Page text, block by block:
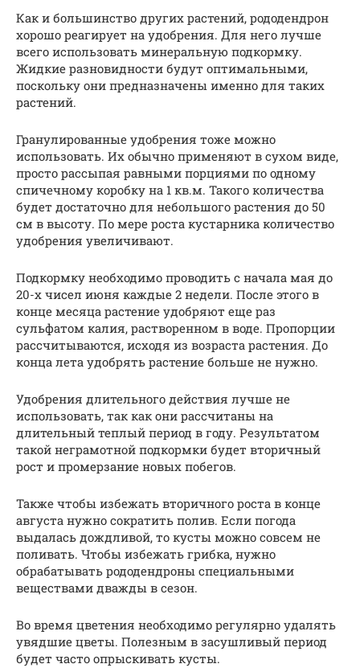
Как и большинство других растений, рододендрон
хорошо реагирует на удобрения. Для него лучше
всего использовать минеральную подкормку.
Жидкие разновидности будут оптимальными,
поскольку они предназначены именно для таких
растений.
Гранулированные удобрения тоже можно
использовать. Их обычно применяют в сухом виде,
просто рассыпая равными порциями по одному
спичечному коробку на 1 кв.м. Такого количества
будет достаточно для небольшого растения до 50
см в высоту. По мере роста кустарника количество
удобрения увеличивают.
Подкормку необходимо проводить с начала мая до
20-х чисел июня каждые 2 недели. После этого в
конце месяца растение удобряют еще раз
сульфатом калия, растворенном в воде. Пропорции
рассчитываются, исходя из возраста растения. До
конца лета удобрять растение больше не нужно.
Удобрения длительного действия лучше не
использовать, так как они рассчитаны на
длительный теплый период в году. Результатом
такой неграмотной подкормки будет вторичный
рост и промерзание новых побегов.
Также чтобы избежать вторичного роста в конце
августа нужно сократить полив. Если погода
выдалась дождливой, то кусты можно совсем не
поливать. Чтобы избежать грибка, нужно
обрабатывать рододендроны специальными
веществами дважды в сезон.
Во время цветения необходимо регулярно удалять
увядшие цветы. Полезным в засушливый период
будет часто опрыскивать кусты.